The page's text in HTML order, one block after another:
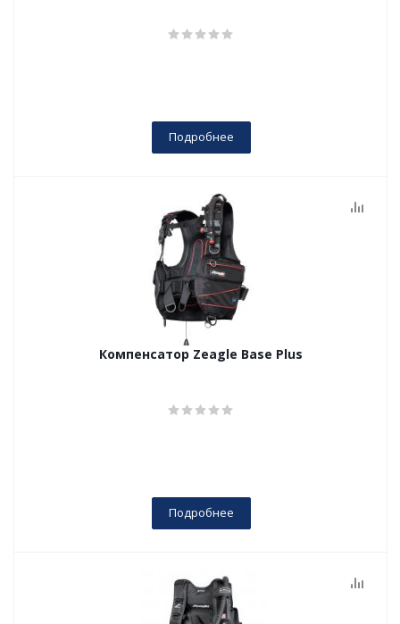
Подробнее
Компенсатор Zeagle Base Plus
Подробнее